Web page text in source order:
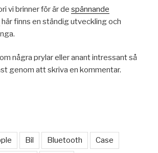
vi brinner för är de spännande
här finns en ständig utveckling och
några prylar eller anant intressant så
genom att skriva en kommentar.
Bil Bluetooth Case